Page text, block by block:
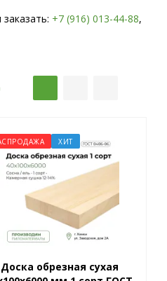
+7 (916) 013-44-88,
ХИТ
Доска обрезная сухая